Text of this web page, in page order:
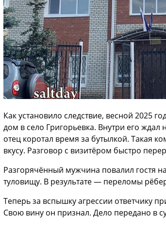
Как установило следствие, весной 2025
дом в село Григорьевка. Внутри его
отец коротал время за бутылкой. Такая
вкусу. Разговор с визитёром быстро
Разгорячённый мужчина повалил гостя
туловищу. В результате — переломы
Теперь за вспышку агрессии ответчику
Свою вину он признал. Дело передано в